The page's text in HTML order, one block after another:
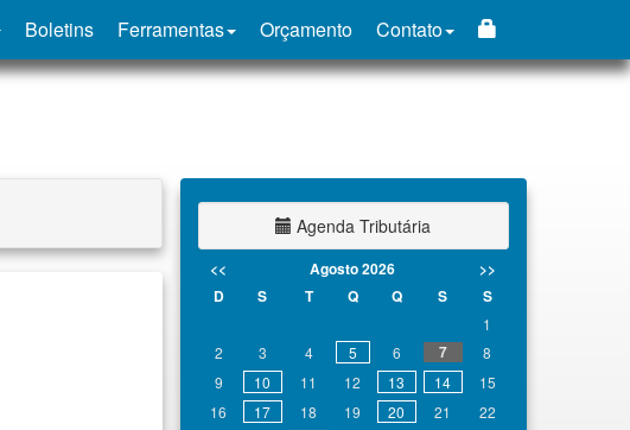
Boletins Ferramentas Orçamento Contato
Agenda Tributária
<< Agosto 2026
>>
D
S T Q Q S S
1
2
3 4 5 6 7
8
9
10 11 12 13 14
15
16
17 18 19 20 21
22